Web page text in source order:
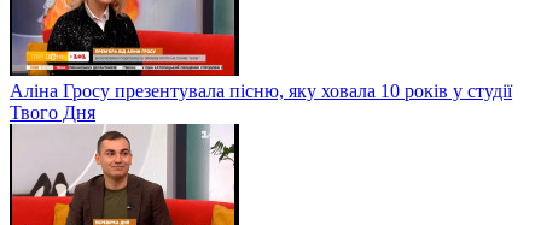
Аліна Гросу презентувала пісню, яку ховала 10 років у студії
Твого Дня